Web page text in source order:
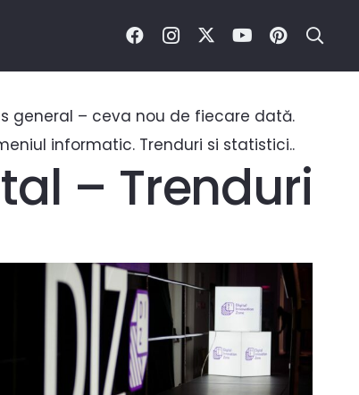
general – ceva nou de fiecare dată.
informatic. Trenduri si statistici..
– Trenduri